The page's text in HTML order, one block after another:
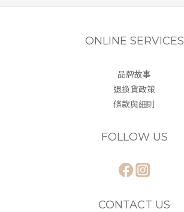
ONLINE SERVICES
品牌故事
退換貨政策
條款與細則
FOLLOW US
CONTACT US